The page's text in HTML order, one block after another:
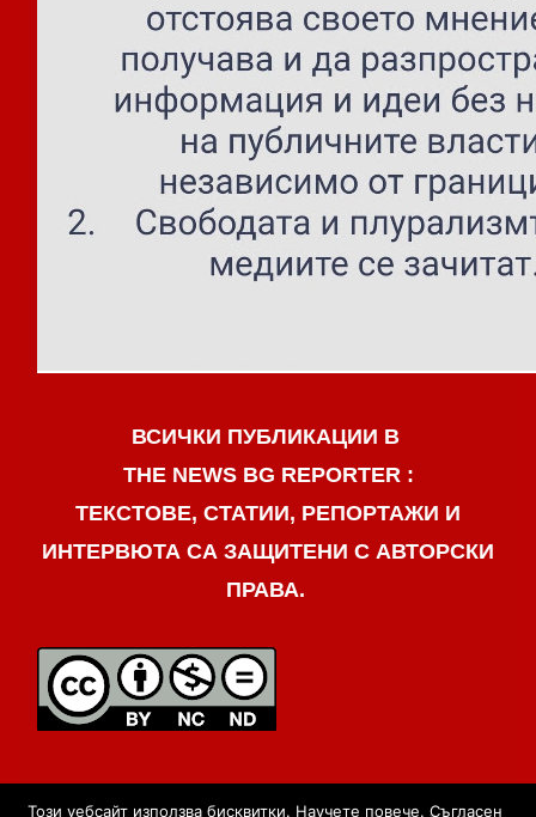
ВСИЧКИ ПУБЛИКАЦИИ В
THE NEWS BG REPORTER :
ТЕКСТОВЕ, СТАТИИ, РЕПОРТАЖИ И
ИНТЕРВЮТА СА ЗАЩИТЕНИ С АВТОРСКИ
ПРАВА.
Този уебсайт използва бисквитки. Научете повече. Съгласен